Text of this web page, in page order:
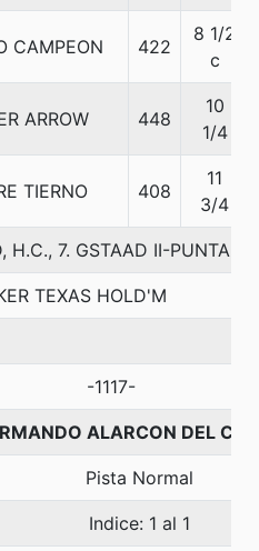
CAMPEON 422
8 1/2
c
ARROW 448
10
1/4
TIERNO 408
11
3/4
H.C., 7. GSTAAD II-PUNTA
TEXAS HOLD'M
-1117-
ALARCON DEL
Pista Normal
Indice: 1 al 1